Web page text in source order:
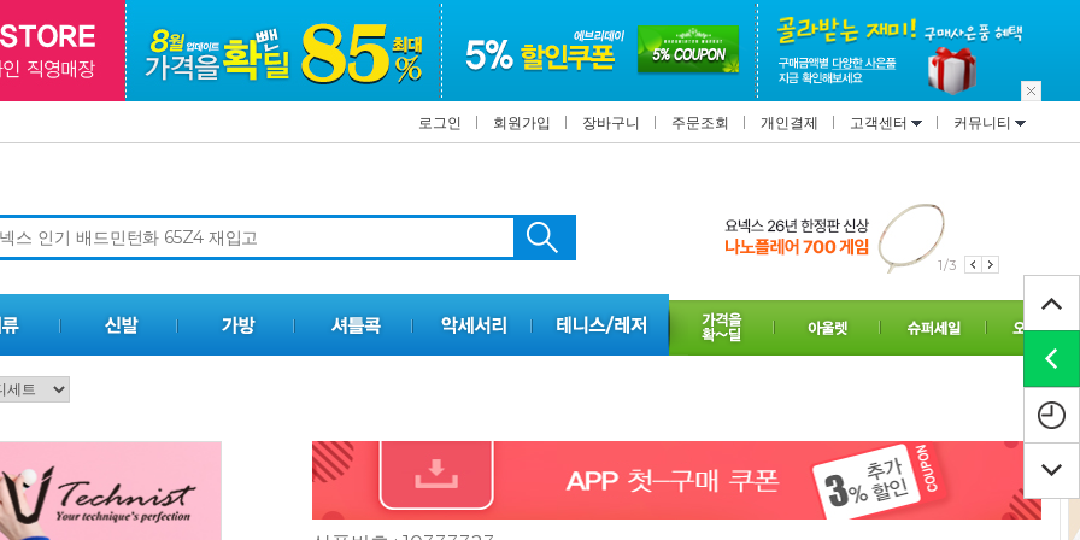
로그인 회원가입 장바구니 주문조회 개인결제 고객센터 커뮤니티
1/3